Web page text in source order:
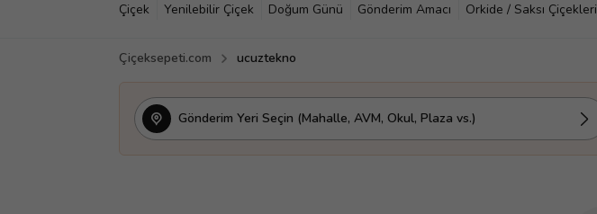
Çiçek Yenilebilir Çiçek Doğum Günü Gönderim Amacı Orkide / Saksı Çiçekleri
Çiçeksepeti.com ucuztekno
Gönderim Yeri Seçin (Mahalle, AVM, Okul, Plaza vs.)